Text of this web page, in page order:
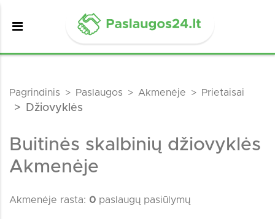
Pagrindinis Paslaugos Akmenėje Prietaisai
Džiovyklės
Buitinės skalbinių džiovyklės
Akmenėje
Akmenėje rasta: 0 paslaugų pasiūlymų